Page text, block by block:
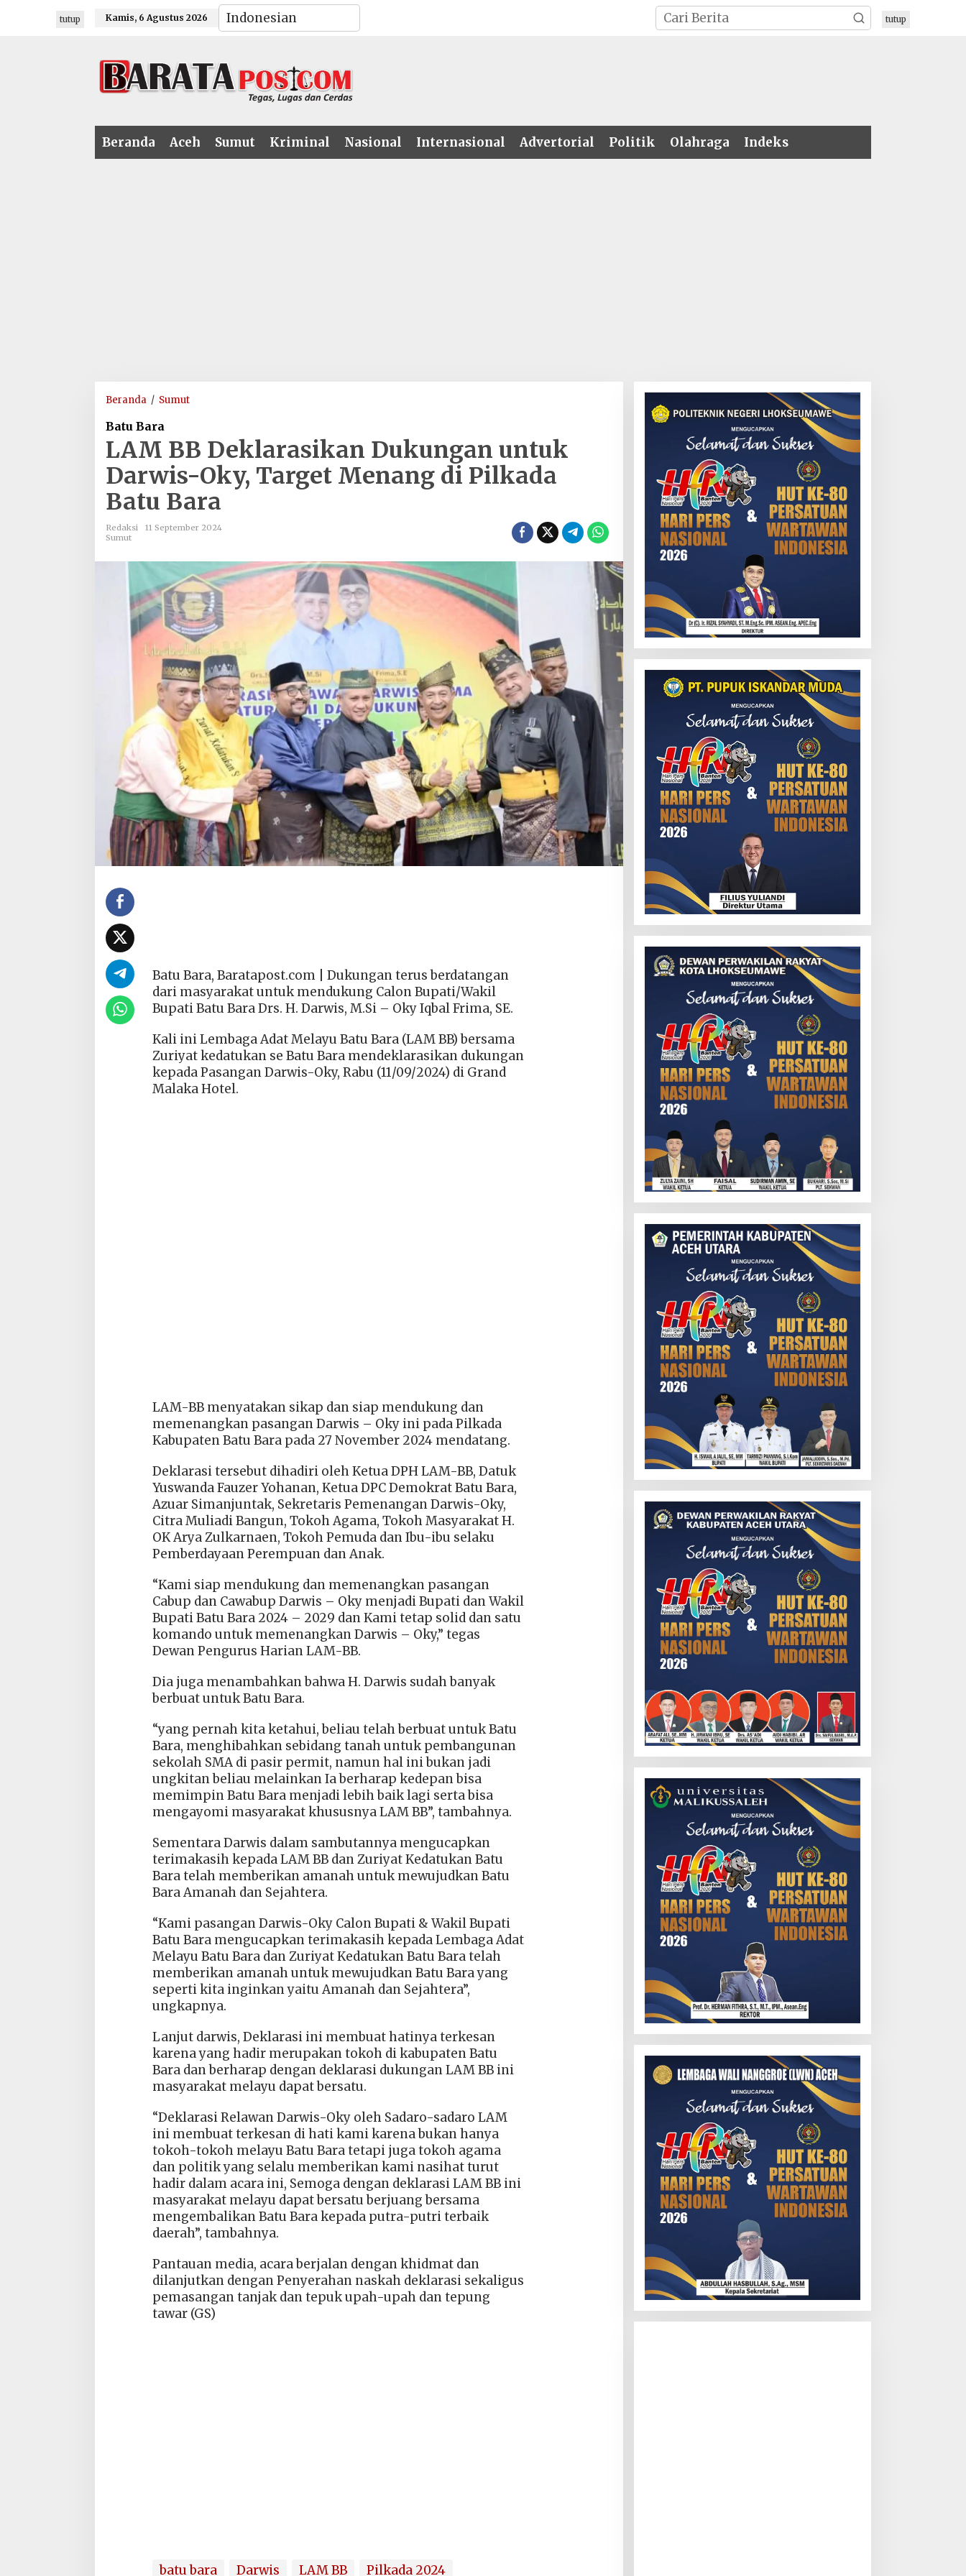
Kamis, 6 Agustus 2026
Beranda Aceh Sumut Kriminal Nasional Internasional Advertorial Politik Olahraga Indeks
tutup tutup
Beranda / SumutLAM
Dukungan
Darwis-
Oky,
Target
Menang
Batu
Bara
Batu Bara
LAM BB Deklarasikan Dukungan untuk
Darwis-Oky, Target Menang di Pilkada
Batu Bara
Redaksi
11 September 2024
Sumut
Batu Bara, Baratapost.com | Dukungan terus berdatangan
dari masyarakat untuk mendukung Calon Bupati/Wakil
Bupati Batu Bara Drs. H. Darwis, M.Si – Oky Iqbal Frima, SE.
Kali ini Lembaga Adat Melayu Batu Bara (LAM BB) bersama
Zuriyat kedatukan se Batu Bara mendeklarasikan dukungan
kepada Pasangan Darwis-Oky, Rabu (11/09/2024) di Grand
Malaka Hotel.
LAM-BB menyatakan sikap dan siap mendukung dan
memenangkan pasangan Darwis – Oky ini pada Pilkada
Kabupaten Batu Bara pada 27 November 2024 mendatang.
Deklarasi tersebut dihadiri oleh Ketua DPH LAM-BB, Datuk
Yuswanda Fauzer Yohanan, Ketua DPC Demokrat Batu Bara,
Azuar Simanjuntak, Sekretaris Pemenangan Darwis-Oky,
Citra Muliadi Bangun, Tokoh Agama, Tokoh Masyarakat H.
OK Arya Zulkarnaen, Tokoh Pemuda dan Ibu-ibu selaku
Pemberdayaan Perempuan dan Anak.
“Kami siap mendukung dan memenangkan pasangan
Cabup dan Cawabup Darwis – Oky menjadi Bupati dan Wakil
Bupati Batu Bara 2024 – 2029 dan Kami tetap solid dan satu
komando untuk memenangkan Darwis – Oky,” tegas
Dewan Pengurus Harian LAM-BB.
Dia juga menambahkan bahwa H. Darwis sudah banyak
berbuat untuk Batu Bara.
“yang pernah kita ketahui, beliau telah berbuat untuk Batu
Bara, menghibahkan sebidang tanah untuk pembangunan
sekolah SMA di pasir permit, namun hal ini bukan jadi
ungkitan beliau melainkan Ia berharap kedepan bisa
memimpin Batu Bara menjadi lebih baik lagi serta bisa
mengayomi masyarakat khususnya LAM BB”, tambahnya.
Sementara Darwis dalam sambutannya mengucapkan
terimakasih kepada LAM BB dan Zuriyat Kedatukan Batu
Bara telah memberikan amanah untuk mewujudkan Batu
Bara Amanah dan Sejahtera.
“Kami pasangan Darwis-Oky Calon Bupati & Wakil Bupati
Batu Bara mengucapkan terimakasih kepada Lembaga Adat
Melayu Batu Bara dan Zuriyat Kedatukan Batu Bara telah
memberikan amanah untuk mewujudkan Batu Bara yang
seperti kita inginkan yaitu Amanah dan Sejahtera”,
ungkapnya.
Lanjut darwis, Deklarasi ini membuat hatinya terkesan
karena yang hadir merupakan tokoh di kabupaten Batu
Bara dan berharap dengan deklarasi dukungan LAM BB ini
masyarakat melayu dapat bersatu.
“Deklarasi Relawan Darwis-Oky oleh Sadaro-sadaro LAM
ini membuat terkesan di hati kami karena bukan hanya
tokoh-tokoh melayu Batu Bara tetapi juga tokoh agama
dan politik yang selalu memberikan kami nasihat turut
hadir dalam acara ini, Semoga dengan deklarasi LAM BB ini
masyarakat melayu dapat bersatu berjuang bersama
mengembalikan Batu Bara kepada putra-putri terbaik
daerah”, tambahnya.
Pantauan media, acara berjalan dengan khidmat dan
dilanjutkan dengan Penyerahan naskah deklarasi sekaligus
pemasangan tanjak dan tepuk upah-upah dan tepung
tawar (GS)
batu bara Darwis LAM BB Pilkada 2024